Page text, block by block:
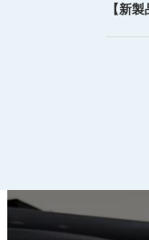
【新